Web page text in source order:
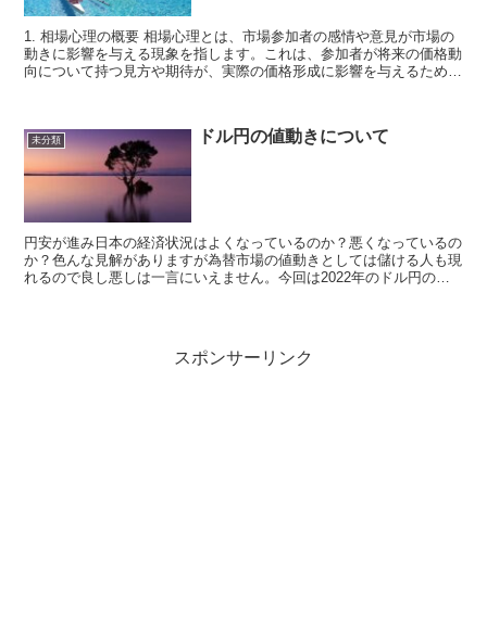
1. 相場心理の概要 相場心理とは、市場参加者の感情や意見が市場の
動きに影響を与える現象を指します。これは、参加者が将来の価格動
向について持つ見方や期待が、実際の価格形成に影響を与えるためで
未分類 ドル円の値動きについて
円安が進み日本の経済状況はよくなっているのか？悪くなっているの
か？色んな見解がありますが為替市場の値動きとしては儲ける人も現
れるので良し悪しは一言にいえません。今回は2022年のドル円の
スポンサーリンク